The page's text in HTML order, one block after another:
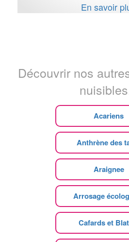
En savoir
Découvrir nos
Acariens
Anthrène des
Araignee
Arrosage
Cafards et